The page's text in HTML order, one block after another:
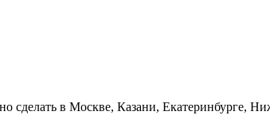
сделать в Москве, Казани, Екатеринбурге,